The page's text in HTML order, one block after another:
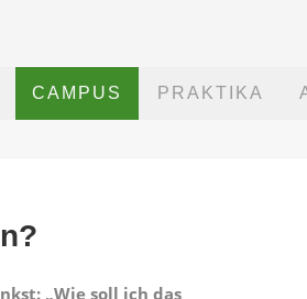
CAMPUS PRAKTIKA
„Wie soll ich das